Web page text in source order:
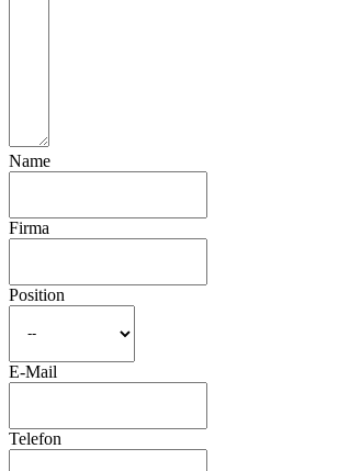
Name
Firma
Position
E-Mail
Telefon